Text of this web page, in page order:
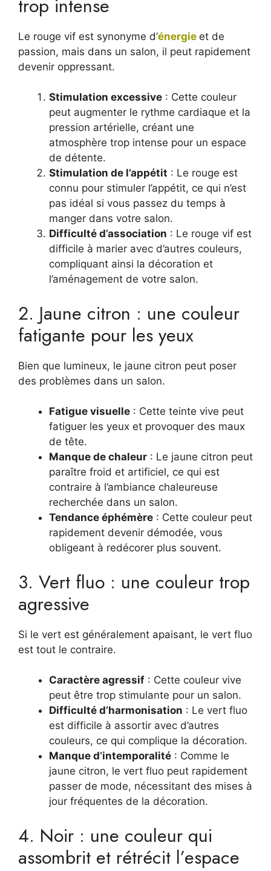
trop intense
Le rouge vif est synonyme d’énergie et de
passion, mais dans un salon, il peut rapidement
devenir oppressant.
Stimulation excessive : Cette couleur
peut augmenter le rythme cardiaque et la
pression artérielle, créant une
atmosphère trop intense pour un espace
de détente.
Stimulation de l’appétit : Le rouge est
connu pour stimuler l’appétit, ce qui n’est
pas idéal si vous passez du temps à
manger dans votre salon.
Difficulté d’association : Le rouge vif est
difficile à marier avec d’autres couleurs,
compliquant ainsi la décoration et
l’aménagement de votre salon.
2. Jaune citron : une couleur
fatigante pour les yeux
Bien que lumineux, le jaune citron peut poser
des problèmes dans un salon.
Fatigue visuelle : Cette teinte vive peut
fatiguer les yeux et provoquer des maux
de tête.
Manque de chaleur : Le jaune citron peut
paraître froid et artificiel, ce qui est
contraire à l’ambiance chaleureuse
recherchée dans un salon.
Tendance éphémère : Cette couleur peut
rapidement devenir démodée, vous
obligeant à redécorer plus souvent.
3. Vert fluo : une couleur trop
agressive
Si le vert est généralement apaisant, le vert fluo
est tout le contraire.
Caractère agressif : Cette couleur vive
peut être trop stimulante pour un salon.
Difficulté d’harmonisation : Le vert fluo
est difficile à assortir avec d’autres
couleurs, ce qui complique la décoration.
Manque d’intemporalité : Comme le
jaune citron, le vert fluo peut rapidement
passer de mode, nécessitant des mises à
jour fréquentes de la décoration.
4. Noir : une couleur qui
assombrit et rétrécit l’espace